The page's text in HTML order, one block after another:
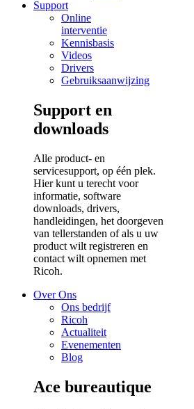
Support
Online
interventie
Kennisbasis
Videos
Drivers
Gebruiksaanwijzing
Support en
downloads
Alle product- en
servicesupport, op één plek.
Hier kunt u terecht voor
informatie, software
downloads, drivers,
handleidingen, het doorgeven
van tellerstanden of als u uw
product wilt registreren en
contact wilt opnemen met
Ricoh.
Over Ons
Ons bedrijf
Ricoh
Actualiteit
Evenementen
Blog
Ace bureautique